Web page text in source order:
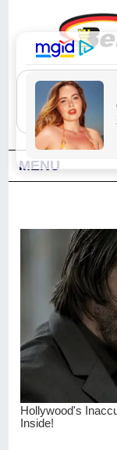
"Sesungguhnya
Wahai orang-orang
ucapkanlah salam
MENU